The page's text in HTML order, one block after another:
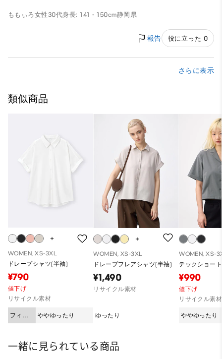
ももぃろ 女性30代身長: 141 - 150cm静岡県
報告 役に立った 0
さらに表示
類似商品
WOMEN, XS-3XL
ドレープシャツ(半袖)
¥790
値下げ
リサイクル素材
フィッ
ト
ややゆったり
WOMEN, XS-3XL
ドレープフレアシャツ(半袖)
¥1,490
リサイクル素材
ゆったり
WOMEN, XS-
テックショー
¥990
値下げ
リサイクル素材
ややゆったり
一緒に見られている商品